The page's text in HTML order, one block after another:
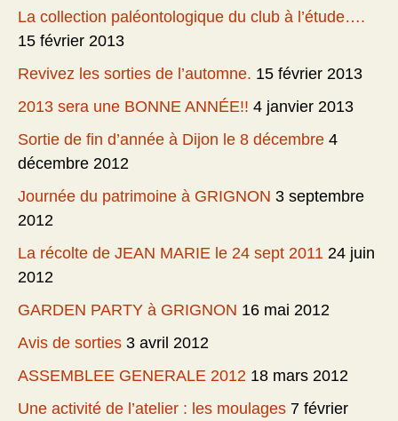
La collection paléontologique du club à l’étude….
15 février 2013
Revivez les sorties de l’automne. 15 février 2013
2013 sera une BONNE ANNÉE!! 4 janvier 2013
Sortie de fin d’année à Dijon le 8 décembre 4
décembre 2012
Journée du patrimoine à GRIGNON 3 septembre
2012
La récolte de JEAN MARIE le 24 sept 2011 24 juin
2012
GARDEN PARTY à GRIGNON 16 mai 2012
Avis de sorties 3 avril 2012
ASSEMBLEE GENERALE 2012 18 mars 2012
Une activité de l’atelier : les moulages 7 février